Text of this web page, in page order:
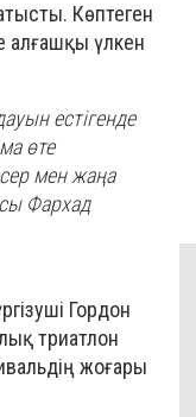
Көптеген
алғашқы үлкен
естігенде
өте
мен жаңа
Фархад
Гордон
триатлон
жоғары